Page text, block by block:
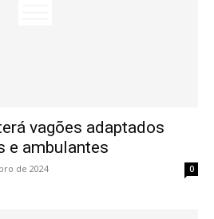
vagões adaptados
e ambulantes
de 2024 0